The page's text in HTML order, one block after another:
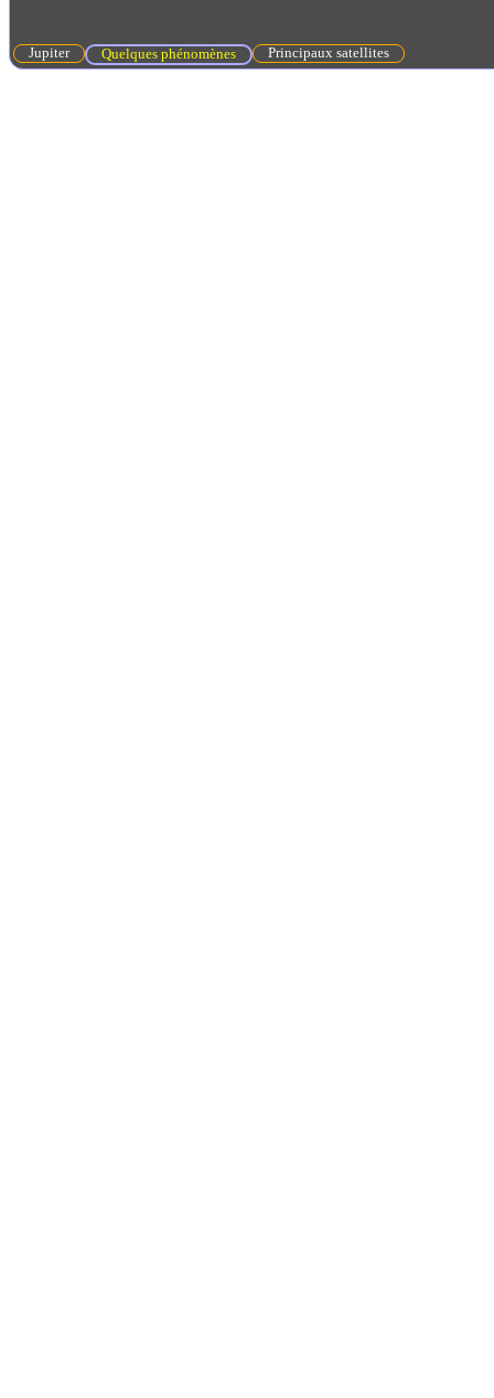
Jupiter Quelques phénomènes Principaux satellites